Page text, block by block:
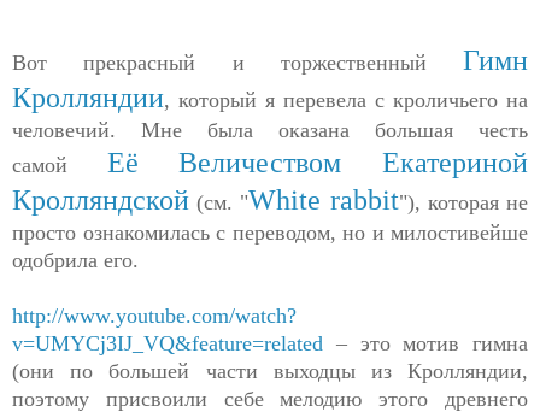
Вот прекрасный и торжественный Гимн
Кролляндии, который я перевела с кроличьего на
человечий. Мне была оказана большая честь
самой Её Величеством Екатериной
Кролляндской (см. "White rabbit"), которая не
просто ознакомилась с переводом, но и милостивейше
одобрила его.
http://www.youtube.com/watch?
v=UMYCj3IJ_VQ&feature=related – это мотив гимна
(они по большей части выходцы из Кролляндии,
поэтому присвоили себе мелодию этого древнего